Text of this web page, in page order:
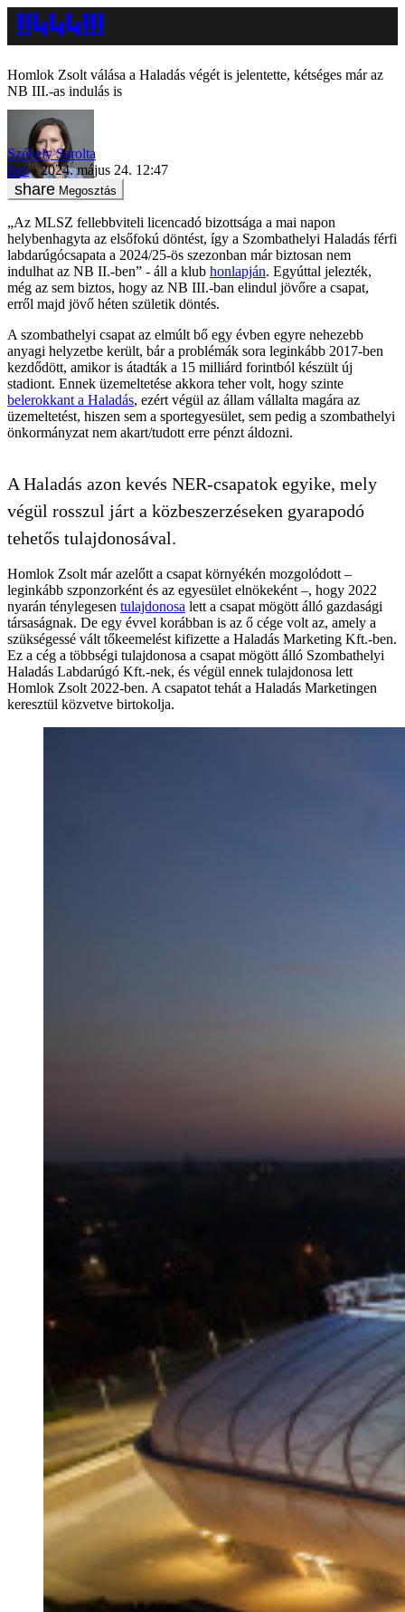
Homlok Zsolt válása a Haladás végét is jelentette, kétséges már az
NB III.-as indulás is
Székely Sarolta
foci
2024. május 24. 12:47
Megosztás
„Az MLSZ fellebbviteli licencadó bizottsága a mai napon
helybenhagyta az elsőfokú döntést, így a Szombathelyi Haladás férfi
labdarúgócsapata a 2024/25-ös szezonban már biztosan nem
indulhat az NB II.-ben” - áll a klub honlapján. Egyúttal jelezték,
még az sem biztos, hogy az NB III.-ban elindul jövőre a csapat,
erről majd jövő héten születik döntés.
A szombathelyi csapat az elmúlt bő egy évben egyre nehezebb
anyagi helyzetbe került, bár a problémák sora leginkább 2017-ben
kezdődött, amikor is átadták a 15 milliárd forintból készült új
stadiont. Ennek üzemeltetése akkora teher volt, hogy szinte
belerokkant a Haladás, ezért végül az állam vállalta magára az
üzemeltetést, hiszen sem a sportegyesület, sem pedig a szombathelyi
önkormányzat nem akart/tudott erre pénzt áldozni.
A Haladás azon kevés NER-csapatok egyike, mely
végül rosszul járt a közbeszerzéseken gyarapodó
tehetős tulajdonosával.
Homlok Zsolt már azelőtt a csapat környékén mozgolódott –
leginkább szponzorként és az egyesület elnökeként –, hogy 2022
nyarán ténylegesen tulajdonosa lett a csapat mögött álló gazdasági
társaságnak. De egy évvel korábban is az ő cége volt az, amely a
szükségessé vált tőkeemelést kifizette a Haladás Marketing Kft.-ben.
Ez a cég a többségi tulajdonosa a csapat mögött álló Szombathelyi
Haladás Labdarúgó Kft.-nek, és végül ennek tulajdonosa lett
Homlok Zsolt 2022-ben. A csapatot tehát a Haladás Marketingen
keresztül közvetve birtokolja.